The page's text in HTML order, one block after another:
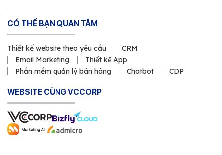
CÓ THỂ BẠN QUAN TÂM
Thiết kế website theo yêu cầu
CRM
Email Marketing
Thiết kế App
Phần mềm quản lý bán hàng
Chatbot CDP
WEBSITE CÙNG VCCORP